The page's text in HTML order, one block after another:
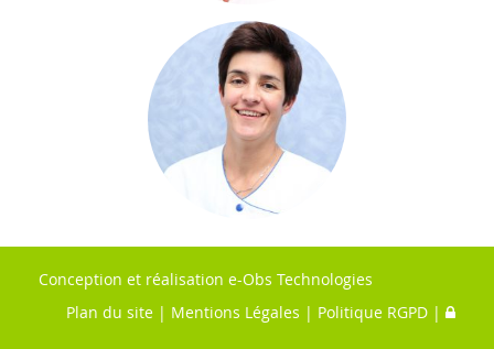
Conception et réalisation e-Obs Technologies
Plan du site | Mentions Légales | Politique RGPD |